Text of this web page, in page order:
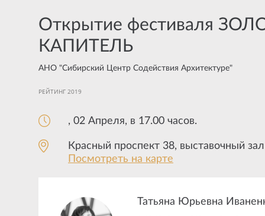
Открытие фестиваля
КАПИТЕЛЬ
АНО "Сибирский Центр Содействия Архитектуре"
РЕЙТИНГ 2019
, 02 Апреля, в 17.00 часов.
Красный проспект 38, выставочный
Посмотреть на карте
Татьяна Юрьевна